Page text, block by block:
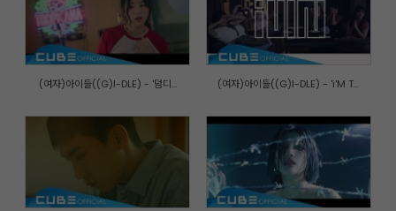
(여자)아이들((G)I-DLE) - '덤디... (여자)아이들((G)I-DLE) - 'i'M T...